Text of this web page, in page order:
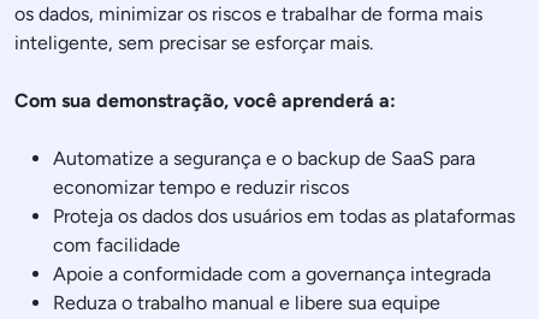
os dados, minimizar os riscos e trabalhar de forma mais
inteligente, sem precisar se esforçar mais.
Com sua demonstração, você aprenderá a:
Automatize a segurança e o backup de SaaS para
economizar tempo e reduzir riscos
Proteja os dados dos usuários em todas as plataformas
com facilidade
Apoie a conformidade com a governança integrada
Reduza o trabalho manual e libere sua equipe